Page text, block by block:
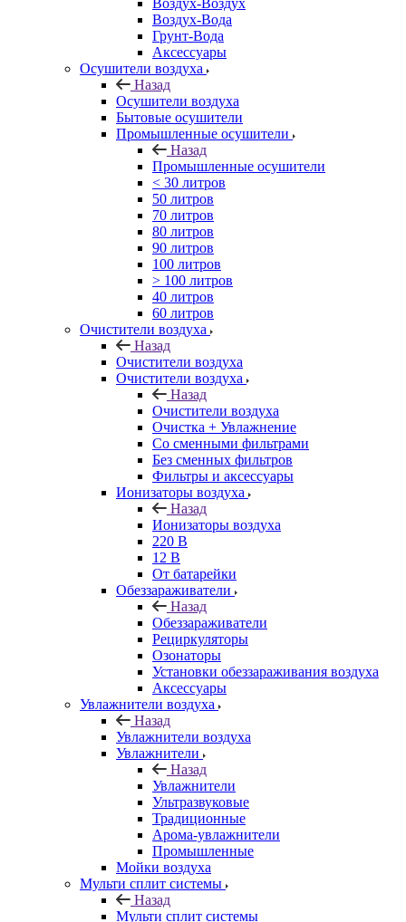
Воздух-Воздух
Воздух-Вода
Грунт-Вода
Аксессуары
Осушители воздуха
Назад
Осушители воздуха
Бытовые осушители
Промышленные осушители
Назад
Промышленные осушители
< 30 литров
50 литров
70 литров
80 литров
90 литров
100 литров
> 100 литров
40 литров
60 литров
Очистители воздуха
Назад
Очистители воздуха
Очистители воздуха
Назад
Очистители воздуха
Очистка + Увлажнение
Cо сменными фильтрами
Без сменных фильтров
Фильтры и аксессуары
Ионизаторы воздуха
Назад
Ионизаторы воздуха
220 В
12 В
От батарейки
Обеззараживатели
Назад
Обеззараживатели
Рециркуляторы
Озонаторы
Установки обеззараживания воздуха
Аксессуары
Увлажнители воздуха
Назад
Увлажнители воздуха
Увлажнители
Назад
Увлажнители
Ультразвуковые
Традиционные
Арома-увлажнители
Промышленные
Мойки воздуха
Мульти сплит системы
Назад
Мульти сплит системы